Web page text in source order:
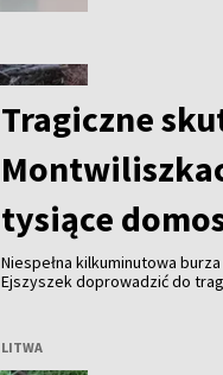
Tragiczne
tysiące
Niespełna kilkuminutowa
Ejszyszek doprowadzić do
LITWA